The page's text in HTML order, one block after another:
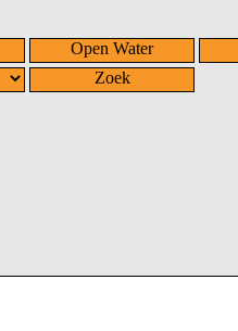
Open Water
Zoek